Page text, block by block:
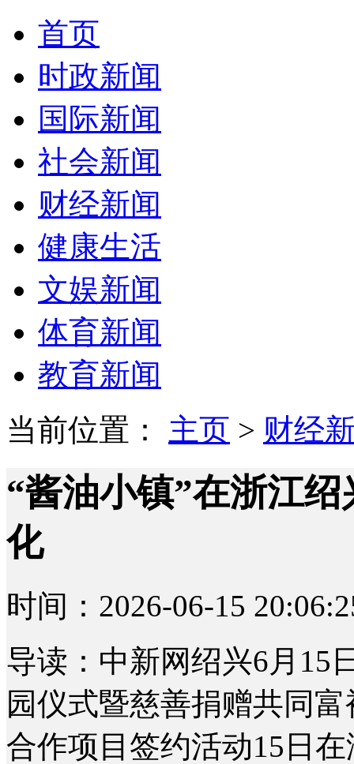
首页
时政新闻
国际新闻
社会新闻
财经新闻
健康生活
文娱新闻
体育新闻
教育新闻
当前位置： 主页 > 财经
“酱油小镇”在浙江
化
时间：2026-06-15
导读：中新网绍兴6月15
园仪式暨慈善捐赠共同
合作项目签约活动15日